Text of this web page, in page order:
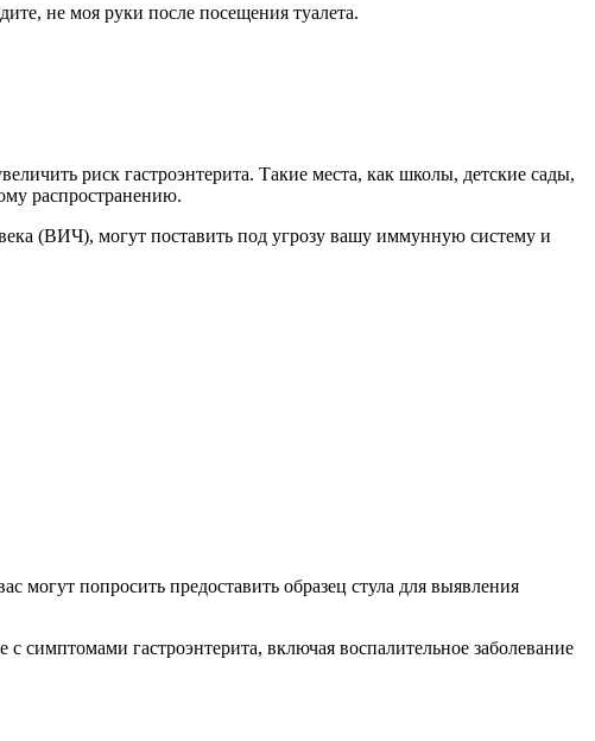
не моя руки после посещения туалета.
риск гастроэнтерита. Такие места, как школы, детские сады,
распространению.
(ВИЧ), могут поставить под угрозу вашу иммунную систему и
могут попросить предоставить образец стула для выявления
симптомами гастроэнтерита, включая воспалительное заболевание